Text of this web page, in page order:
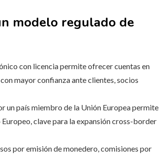
modelo regulado de
con licencia permite ofrecer cuentas en
mayor confianza ante clientes, socios
un país miembro de la Unión Europea permite
clave para la expansión cross-border
por emisión de monedero, comisiones por